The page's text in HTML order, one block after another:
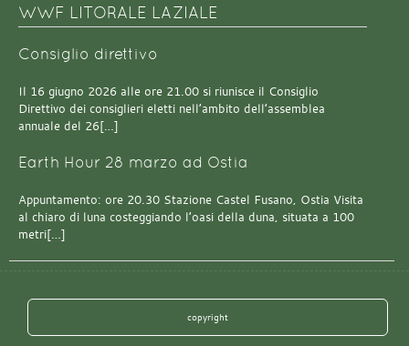
WWF LITORALE LAZIALE
Consiglio direttivo
Il 16 giugno 2026 alle ore 21.00 si riunisce il Consiglio
Direttivo dei consiglieri eletti nell’ambito dell’assemblea
annuale del 26[…]
Earth Hour 28 marzo ad Ostia
Appuntamento: ore 20.30 Stazione Castel Fusano, Ostia Visita
al chiaro di luna costeggiando l’oasi della duna, situata a 100
metri[…]
copyright